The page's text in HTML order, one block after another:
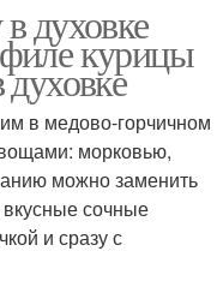
на сковороде
с картошкой
духовке
курицы
в медово-горчичном
морковью,
можно заменить
сочные
и сразу с